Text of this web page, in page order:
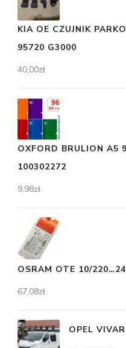
KIA OE CZUJNIK
95720 G3000
40,00zł
OXFORD BRULION A5
100302272
9,98zł
OSRAM OTE 10/
67,08zł
OPEL